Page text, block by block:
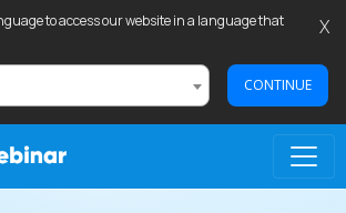
to access our website in a language that
CONTINUE
X